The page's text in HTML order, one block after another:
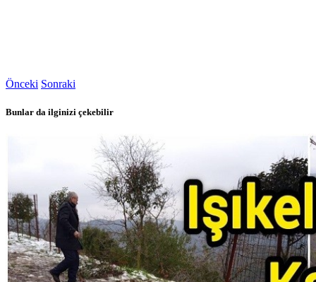
Önceki Sonraki
Bunlar da ilginizi çekebilir